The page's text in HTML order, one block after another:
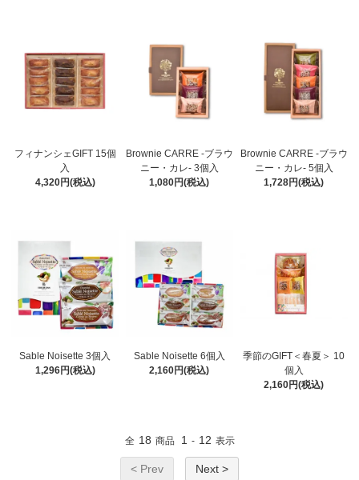
フィナンシェGIFT 15個
入
4,320円(税込)
Brownie CARRE -ブラウ
ニー・カレ- 3個入
1,080円(税込)
Brownie CARRE -ブラウ
ニー・カレ- 5個入
1,728円(税込)
Sable Noisette 3個入
1,296円(税込)
Sable Noisette 6個入
2,160円(税込)
季節のGIFT＜春夏＞ 10
個入
2,160円(税込)
全 18 商品 1 - 12 表示
< Prev Next >